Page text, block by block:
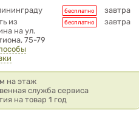
доставки бесплатно
завтра
из
на ул.
75-79
бесплатно завтра
на этаж
служба сервиса
на товар 1 год